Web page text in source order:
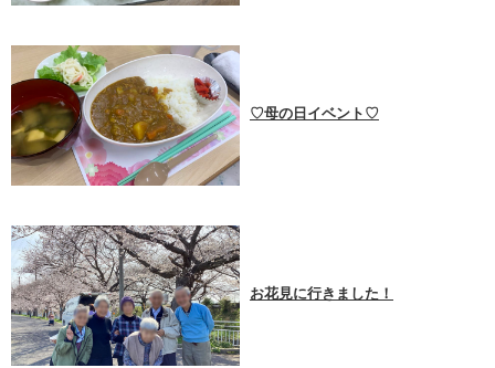
♡母の日イベント♡
お花見に行きました！